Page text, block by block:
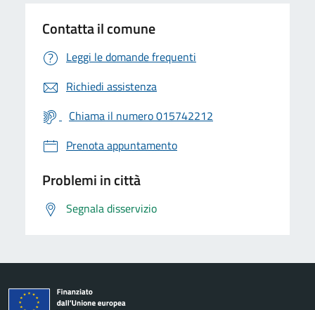
Contatta il comune
Leggi le domande frequenti
Richiedi assistenza
Chiama il numero 015742212
Prenota appuntamento
Problemi in città
Segnala disservizio